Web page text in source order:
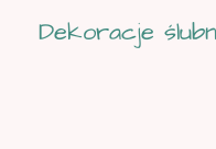
Dekoracje